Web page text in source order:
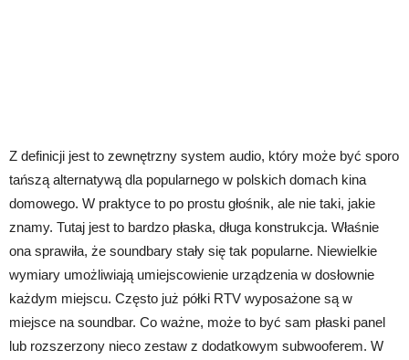
Z definicji jest to zewnętrzny system audio, który może być sporo
tańszą alternatywą dla popularnego w polskich domach kina
domowego. W praktyce to po prostu głośnik, ale nie taki, jakie
znamy. Tutaj jest to bardzo płaska, długa konstrukcja. Właśnie
ona sprawiła, że soundbary stały się tak popularne. Niewielkie
wymiary umożliwiają umiejscowienie urządzenia w dosłownie
każdym miejscu. Często już półki RTV wyposażone są w
miejsce na soundbar. Co ważne, może to być sam płaski panel
lub rozszerzony nieco zestaw z dodatkowym subwooferem. W